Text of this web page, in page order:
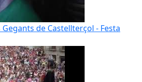
de Castellterçol - Festa